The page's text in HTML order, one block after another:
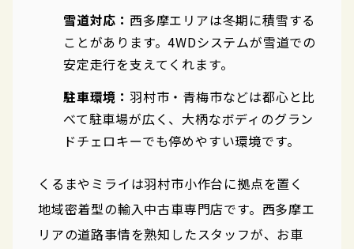
雪道対応： 西多摩エリアは冬期に積雪する
ことがあります。4WDシステムが雪道での
安定走行を支えてくれます。
駐車環境： 羽村市・青梅市などは都心と比
べて駐車場が広く、大柄なボディのグラン
ドチェロキーでも停めやすい環境です。
くるまやミライは羽村市小作台に拠点を置く
地域密着型の輸入中古車専門店です。西多摩エ
リアの道路事情を熟知したスタッフが、お車